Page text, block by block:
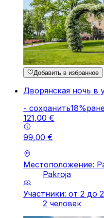
Добавить в избранное
Дворянская ночь в
- cохранить18%
121,00 €
99,00 €
Местоположение:
Pakroja
Участники: от 2 до
2 человек